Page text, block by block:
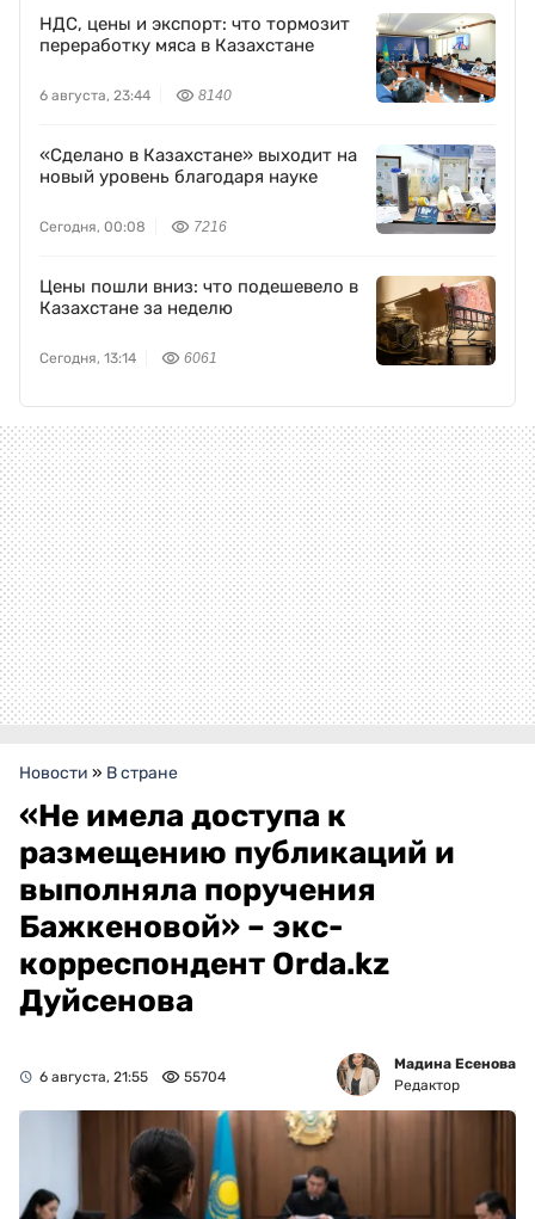
НДС, цены и экспорт: что тормозит
переработку мяса в Казахстане
6 августа, 23:44 8140
«Сделано в Казахстане» выходит на
новый уровень благодаря науке
Сегодня, 00:08 7216
Цены пошли вниз: что подешевело в
Казахстане за неделю
Сегодня, 13:14 6061
Новости » В стране
«Не имела доступа к
размещению публикаций и
выполняла поручения
Бажкеновой» – экс-
корреспондент Orda.kz
Дуйсенова
6 августа, 21:55 55704
Мадина Есенова
Редактор